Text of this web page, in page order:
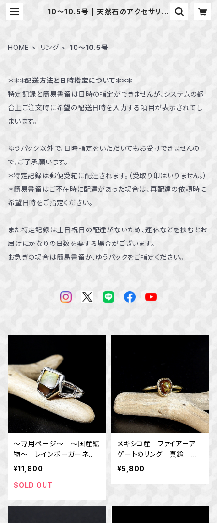
10～10.5号 | 天然石のアクセサリー
HOME リング 10～10.5号
＊＊＊配送方法と日時指定について＊＊＊
特定記録と簡易書留は日時の指定ができませんが、システムの都
合上ご注文時に希望の配送日時を入力する項目が表示されてし
まいます。
ゆうパック以外で、日時指定をいただいてもお受けできませんの
で、ご了承願います。
＊特定記録は郵便受箱に配達されます。（受取り印はいりません。）
＊簡易書留はご不在時に配達があった場合は、再配達の依頼時に
希望日時をご指定ください。
また特定記録は土日祝日の配達がないため、連休などを挟むとお
届けにかなりの日数を要する場合がございます。
お急ぎの場合は簡易書留か、ゆうパックをご指定ください。
～専用ページ～ ～国産鉱
物～ レインボーガーネッ
トのデザインリング 10号
天然石アクセサリー 一点
物
¥11,800
SOLD OUT
メキシコ産 ファイアーア
ゲートのリング 真鍮 丸
線アーム 10号 天然
石 指輪 一点物
¥5,800